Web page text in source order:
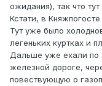
ожидания), так что
Кстати, в
Тут уже было
легеньких куртках и
Дальше уже ехали по
железной дороге,
повествующую о